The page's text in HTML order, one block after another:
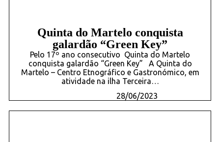
Quinta do Martelo conquista
galardão “Green Key”
Pelo 17º ano consecutivo Quinta do Martelo
conquista galardão “Green Key” A Quinta do
Martelo – Centro Etnográfico e Gastronómico, em
atividade na ilha Terceira…
28/06/2023